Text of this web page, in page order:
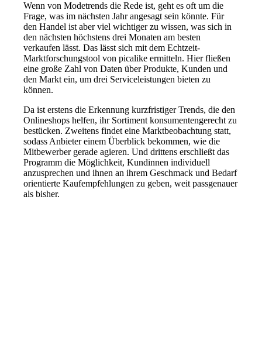
Wenn von Modetrends die Rede ist, geht es oft um die
Frage, was im nächsten Jahr angesagt sein könnte. Für
den Handel ist aber viel wichtiger zu wissen, was sich in
den nächsten höchstens drei Monaten am besten
verkaufen lässt. Das lässt sich mit dem Echtzeit-
Marktforschungstool von picalike ermitteln. Hier fließen
eine große Zahl von Daten über Produkte, Kunden und
den Markt ein, um drei Serviceleistungen bieten zu
können.
Da ist erstens die Erkennung kurzfristiger Trends, die den
Onlineshops helfen, ihr Sortiment konsumentengerecht zu
bestücken. Zweitens findet eine Marktbeobachtung statt,
sodass Anbieter einem Überblick bekommen, wie die
Mitbewerber gerade agieren. Und drittens erschließt das
Programm die Möglichkeit, Kundinnen individuell
anzusprechen und ihnen an ihrem Geschmack und Bedarf
orientierte Kaufempfehlungen zu geben, weit passgenauer
als bisher.